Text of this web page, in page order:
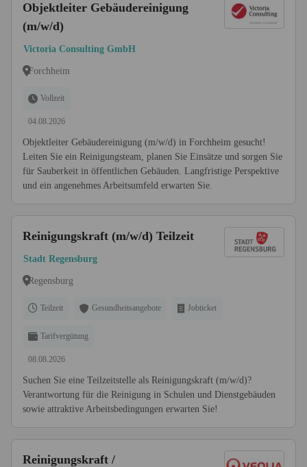
Objektleiter Gebäudereinigung
(m/w/d)
Victoria Consulting GmbH
Forchheim
Vollzeit
04.08.2026
Objektleiter Gebäudereinigung (m/w/d) in Forchheim gesucht!
Leiten Sie ein Reinigungsteam, planen Sie Einsätze und sorgen Sie
für Sauberkeit in öffentlichen Gebäuden. Langfristige Perspektive
und ein angenehmes Arbeitsumfeld erwarten Sie.
Reinigungskraft (m/w/d) Teilzeit
Stadt Regensburg
Regensburg
Teilzeit Gesundheitsangebote Jobticket
Tarifvergütung
08.08.2026
Suchen Sie eine Teilzeitstelle als Reinigungskraft (m/w/d)?
Verantwortung für die Reinigung in Schulen und Dienstgebäuden
sowie attraktive Arbeitsbedingungen erwarten Sie!
Reinigungskraft /